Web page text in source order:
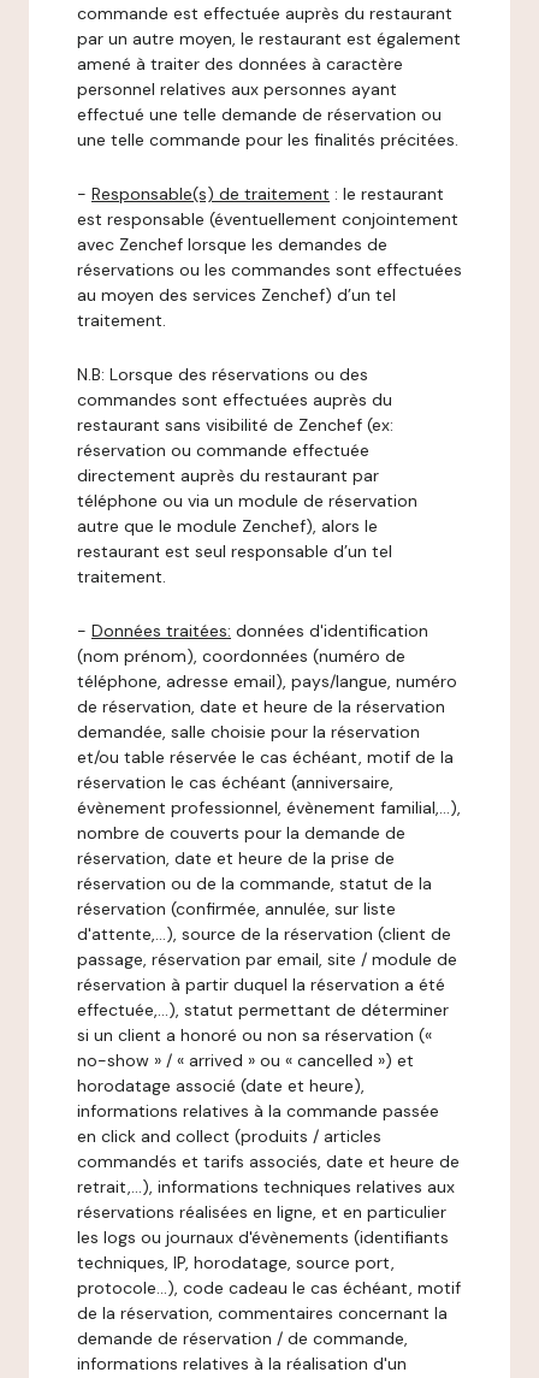
commande est effectuée auprès du restaurant
par un autre moyen, le restaurant est également
amené à traiter des données à caractère
personnel relatives aux personnes ayant
effectué une telle demande de réservation ou
une telle commande pour les finalités précitées.
- Responsable(s) de traitement : le restaurant
est responsable (éventuellement conjointement
avec Zenchef lorsque les demandes de
réservations ou les commandes sont effectuées
au moyen des services Zenchef) d’un tel
traitement.
N.B: Lorsque des réservations ou des
commandes sont effectuées auprès du
restaurant sans visibilité de Zenchef (ex:
réservation ou commande effectuée
directement auprès du restaurant par
téléphone ou via un module de réservation
autre que le module Zenchef), alors le
restaurant est seul responsable d’un tel
traitement.
- Données traitées: données d'identification
(nom prénom), coordonnées (numéro de
téléphone, adresse email), pays/langue, numéro
de réservation, date et heure de la réservation
demandée, salle choisie pour la réservation
et/ou table réservée le cas échéant, motif de la
réservation le cas échéant (anniversaire,
évènement professionnel, évènement familial,…),
nombre de couverts pour la demande de
réservation, date et heure de la prise de
réservation ou de la commande, statut de la
réservation (confirmée, annulée, sur liste
d'attente,…), source de la réservation (client de
passage, réservation par email, site / module de
réservation à partir duquel la réservation a été
effectuée,…), statut permettant de déterminer
si un client a honoré ou non sa réservation («
no-show » / « arrived » ou « cancelled ») et
horodatage associé (date et heure),
informations relatives à la commande passée
en click and collect (produits / articles
commandés et tarifs associés, date et heure de
retrait,…), informations techniques relatives aux
réservations réalisées en ligne, et en particulier
les logs ou journaux d'évènements (identifiants
techniques, IP, horodatage, source port,
protocole…), code cadeau le cas échéant, motif
de la réservation, commentaires concernant la
demande de réservation / de commande,
informations relatives à la réalisation d'un